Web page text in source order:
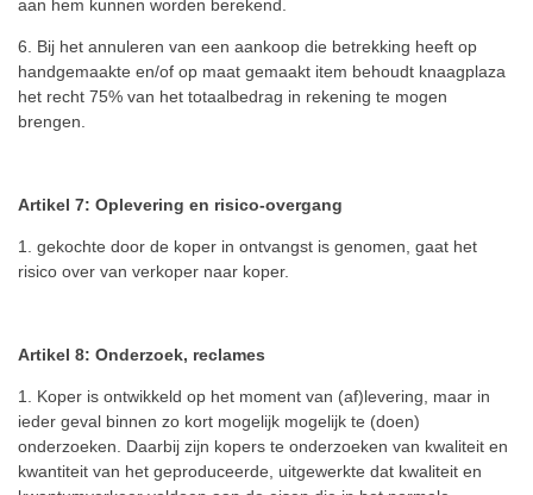
aan hem kunnen worden berekend.
6. Bij het annuleren van een aankoop die betrekking heeft op
handgemaakte en/of op maat gemaakt item behoudt knaagplaza
het recht 75% van het totaalbedrag in rekening te mogen
brengen.
Artikel 7: Oplevering en risico-overgang
1. gekochte door de koper in ontvangst is genomen, gaat het
risico over van verkoper naar koper.
Artikel 8: Onderzoek, reclames
1. Koper is ontwikkeld op het moment van (af)levering, maar in
ieder geval binnen zo kort mogelijk mogelijk te (doen)
onderzoeken. Daarbij zijn kopers te onderzoeken van kwaliteit en
kwantiteit van het geproduceerde, uitgewerkte dat kwaliteit en